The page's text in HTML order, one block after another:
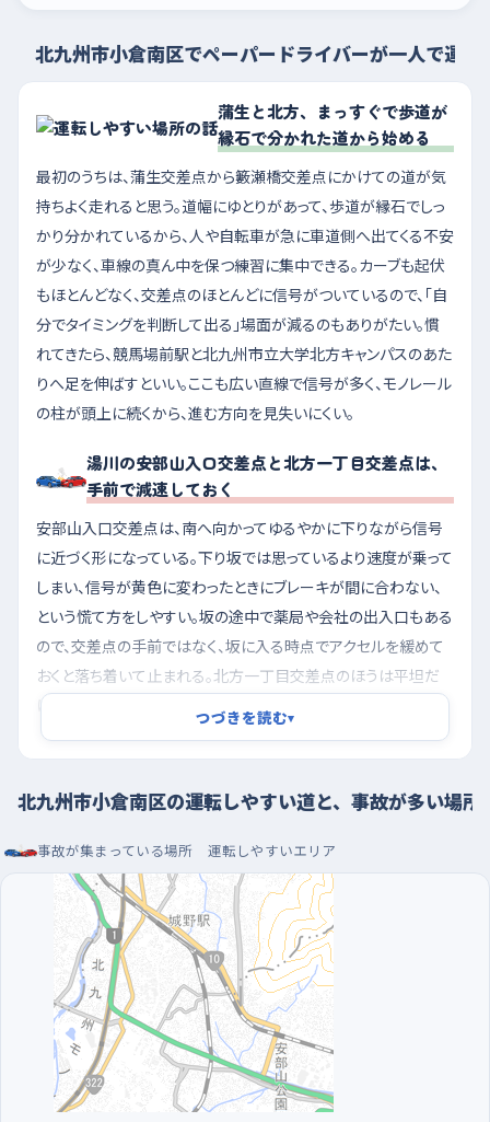
北九州市小倉南区でペーパードライバーが一人で運転
蒲生と北方、まっすぐで歩道が
縁石で分かれた道から始める
最初のうちは、蒲生交差点から籔瀬橋交差点にかけての道が気
持ちよく走れると思う。道幅にゆとりがあって、歩道が縁石でしっ
かり分かれているから、人や自転車が急に車道側へ出てくる不安
が少なく、車線の真ん中を保つ練習に集中できる。カーブも起伏
もほとんどなく、交差点のほとんどに信号がついているので、「自
分でタイミングを判断して出る」場面が減るのもありがたい。慣
れてきたら、競馬場前駅と北九州市立大学北方キャンパスのあた
りへ足を伸ばすといい。ここも広い直線で信号が多く、モノレール
の柱が頭上に続くから、進む方向を見失いにくい。
湯川の安部山入口交差点と北方一丁目交差点は、
手前で減速しておく
安部山入口交差点は、南へ向かってゆるやかに下りながら信号
に近づく形になっている。下り坂では思っているより速度が乗って
しまい、信号が黄色に変わったときにブレーキが間に合わない、
という慌て方をしやすい。坂の途中で薬局や会社の出入口もある
ので、交差点の手前ではなく、坂に入る時点でアクセルを緩めて
おくと落ち着いて止まれる。北方一丁目交差点のほうは平坦だ
けれど、西側に歯科医院や店が並び、右左折して駐車場へ入る
車、そこから出てくる車が信号待ちの列に混ざる。青になってすぐ
発進せず、対向車と横断者を一度見てから出る癖をつけておきた
い。
朝の混み始める前に走り、駐車はサンリブシティ小倉
かサニーサイドモール小倉で
朝の通勤と通学が重なる時間帯は、急いでいる車と歩行者が同
じ交差点に集まるので、練習には向かない。まだ交通量が落ち着
いている早朝のうちに走り出して、混み始める前に切り上げるく
らいがちょうどいい。人の動きが穏やかな日曜を選ぶのも手だ。
駐車の練習は、サンリブシティ小倉やサニーサイドモール小倉の
ような大きな駐車場で、открытие直後の空いている時間に行く
と、白線だけを見ながら何度でもやり直せる。まずは端のほうの
区画で、まっすぐ入れて、まっすぐ出す。それだけを繰り返せば十
つづきを読む▾
北九州市小倉南区の運転しやすい道と、事故が多い場所
事故が集まっている場所 運転しやすいエリア